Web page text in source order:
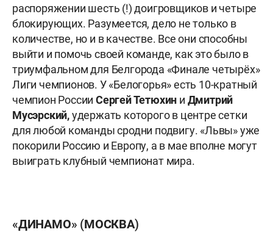
распоряжении шесть (!) доигровщиков и четыре
блокирующих. Разумеется, дело не только в
количестве, но и в качестве. Все они способны
выйти и помочь своей команде, как это было в
триумфальном для Белгорода «Финале четырёх»
Лиги чемпионов. У «Белогорья» есть 10-кратный
чемпион России Сергей Тетюхин и Дмитрий
Мусэрский,удержать которого в центре сетки
для любой команды сродни подвигу. «Львы» уже
покорили Россию и Европу, а в мае вполне могут
выиграть клубный чемпионат мира.
«ДИНАМО» (МОСКВА)